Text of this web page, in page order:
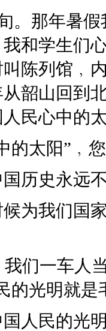
。那年暑
和学生们
陈列馆﹐
韶山回到
民心中的
的太阳”﹐
历史永远
为我们国
们一车人
的光明就
人民的光